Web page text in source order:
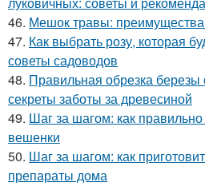
46. Мешок травы:
47. Как выбрать розу, которая
советы садоводов
48. Правильная обрезка
секреты заботы за древесиной
49. Шаг за шагом: как
вешенки
50. Шаг за шагом: как
препараты дома